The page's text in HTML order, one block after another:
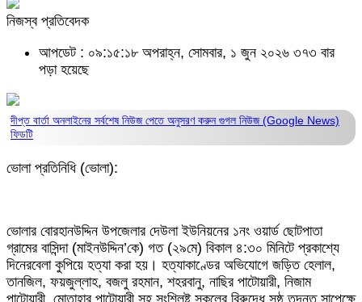
নিজস্ব প্রতিবেদক
আপডেট : ০৯:১৫:১৮ অপরাহ্ন, সোমবার, ১ জুন ২০২৬ ৩৭৩ বার
পড়া হয়েছে
দীপ্ত বার্তা অনলাইনের সর্বশেষ নিউজ পেতে অনুসরণ করুনগুগল নিউজ (Google News)
ফিডটি
ভোলা প্রতিনিধি (ভোলা):
ভোলার বোরহানউদ্দিন উপজেলার দেউলা ইউনিয়নের ১নং ওয়ার্ড ছোটপাতা
গ্রামের বাসিন্দা (মাইনউদ্দিন’কে) গত (২৯মে) বিকাল ৪:৩০ মিনিটে প্রকাশ্যে
দিনেরবেলা কুপিয়ে হত্যা করা হয়। হত্যাকাণ্ডের অভিযোগে জড়িত হেলাল,
তানজিল, ফয়জুল্লাহ, বজলু রহমান, শহরবানু, নাছির পাটোয়ারী, নিজাম
পাটোয়ারী, মোতাহার পাটোয়ারী সহ সংশ্লিষ্ট সকলের বিরুদ্ধে সুষ্ঠ তদন্ত সাপেক্ষে